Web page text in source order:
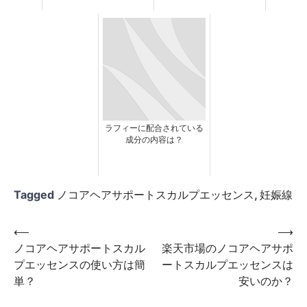
ラフィーに配合されている
成分の内容は？
Tagged ノコアヘアサポートスカルプエッセンス, 妊娠線
投
稿
ナ
⟵
ノコアヘアサポートスカル
プエッセンスの使い方は簡
単？
楽天市場のノコアヘアサポ
ートスカルプエッセンスは
安いのか？
⟶